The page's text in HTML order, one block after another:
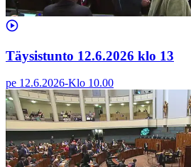
Täysistunto 12.6.2026 klo 13
pe 12.6.2026-Klo 10.00